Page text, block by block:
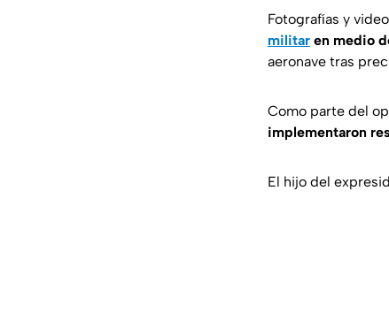
Fotografías y
militar en medio
aeronave tras
Como parte del
implementaron
El hijo del